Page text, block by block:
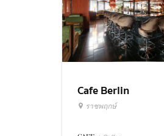
Cafe Berlin
ราชพฤกษ์